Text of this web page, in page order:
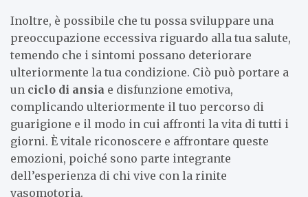
Inoltre, è possibile che tu possa sviluppare una
preoccupazione eccessiva riguardo alla tua salute,
temendo che i sintomi possano deteriorare
ulteriormente la tua condizione. Ciò può portare a
un ciclo di ansia e disfunzione emotiva,
complicando ulteriormente il tuo percorso di
guarigione e il modo in cui affronti la vita di tutti i
giorni. È vitale riconoscere e affrontare queste
emozioni, poiché sono parte integrante
dell’esperienza di chi vive con la rinite
vasomotoria.